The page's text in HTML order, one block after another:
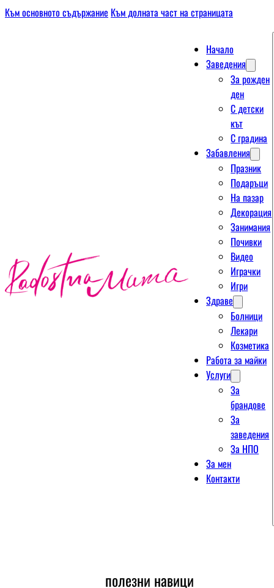
Към основното съдържание Към долната част на страницата
Начало
Заведения
За рожден
ден
С детски
кът
С градина
Забавления
Празник
Подаръци
На пазар
Декорация
Занимания
Почивки
Видео
Играчки
Игри
Здраве
Болници
Лекари
Козметика
Работа за майки
Услуги
За
брандове
За
заведения
За НПО
За мен
Контакти
полезни навици